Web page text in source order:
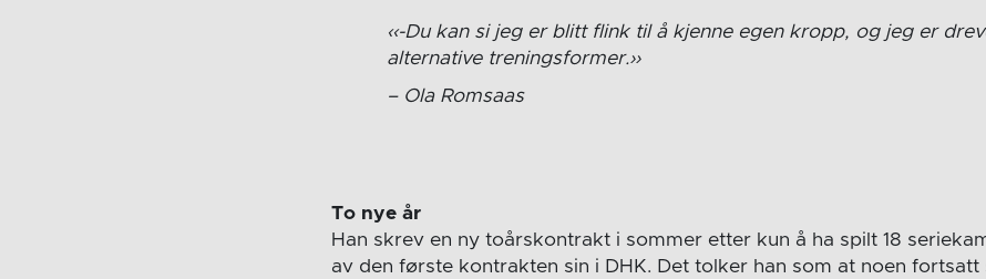
-Du kan si jeg er blitt flink til å kjenne egen kropp, og jeg er
alternative treningsformer.
Ola Romsaas
To nye år
Han skrev en ny toårskontrakt i sommer etter kun å ha spilt 18
av den første kontrakten sin i DHK. Det tolker han som at noen fortsatt